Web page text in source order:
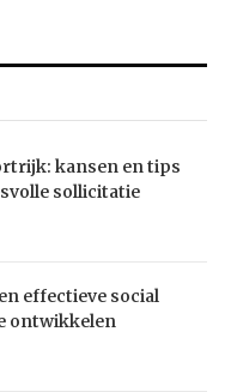
kansen en tips
sollicitatie
effectieve social
ontwikkelen